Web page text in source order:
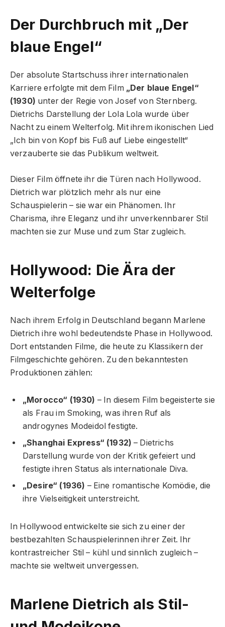
Der Durchbruch mit „Der
blaue Engel“
Der absolute Startschuss ihrer internationalen
Karriere erfolgte mit dem Film „Der blaue Engel“
(1930) unter der Regie von Josef von Sternberg.
Dietrichs Darstellung der Lola Lola wurde über
Nacht zu einem Welterfolg. Mit ihrem ikonischen Lied
„Ich bin von Kopf bis Fuß auf Liebe eingestellt“
verzauberte sie das Publikum weltweit.
Dieser Film öffnete ihr die Türen nach Hollywood.
Dietrich war plötzlich mehr als nur eine
Schauspielerin – sie war ein Phänomen. Ihr
Charisma, ihre Eleganz und ihr unverkennbarer Stil
machten sie zur Muse und zum Star zugleich.
Hollywood: Die Ära der
Welterfolge
Nach ihrem Erfolg in Deutschland begann Marlene
Dietrich ihre wohl bedeutendste Phase in Hollywood.
Dort entstanden Filme, die heute zu Klassikern der
Filmgeschichte gehören. Zu den bekanntesten
Produktionen zählen:
„Morocco“ (1930) – In diesem Film begeisterte sie
als Frau im Smoking, was ihren Ruf als
androgynes Modeidol festigte.
„Shanghai Express“ (1932) – Dietrichs
Darstellung wurde von der Kritik gefeiert und
festigte ihren Status als internationale Diva.
„Desire“ (1936) – Eine romantische Komödie, die
ihre Vielseitigkeit unterstreicht.
In Hollywood entwickelte sie sich zu einer der
bestbezahlten Schauspielerinnen ihrer Zeit. Ihr
kontrastreicher Stil – kühl und sinnlich zugleich –
machte sie weltweit unvergessen.
Marlene Dietrich als Stil-